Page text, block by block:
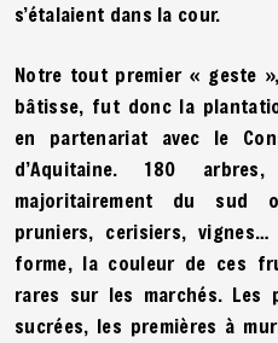
s’étalaient dans la cour.
Notre tout premier « geste
bâtisse, fut donc la
en partenariat avec le
d’Aquitaine. 180
majoritairement du sud
pruniers, cerisiers,
forme, la couleur de ces
rares sur les marchés. Les
sucrées, les premières à